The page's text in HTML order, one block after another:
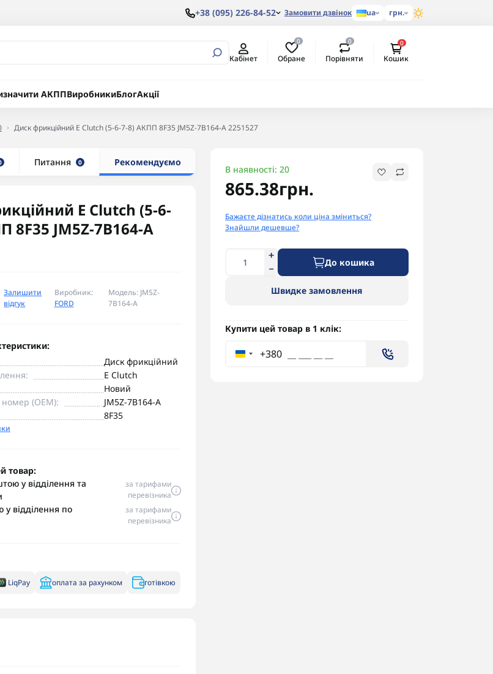
+38 (095) 226-84-52 Замовити дзвінок ua грн.
Кабінет
0
Обране
0
Порівняти
0
Кошик
АКППВиробникиБлогАкції
Диск фрикційний E Clutch (5-6-7-8) АКПП 8F35 JM5Z-7B164-A 2251527
Питання 0 Рекомендуємо
E Clutch (5-6-
8F35 JM5Z-7B164-A
Залишити
відгук
Виробник:
FORD
Модель: JM5Z-
7B164-A
В наявності: 20
865.38грн.
Бажаєте дізнатись коли ціна зміниться?
Знайшли дешевше?
До кошика
Швидке замовлення
Купити цей товар в 1 клік:
+380
Диск фрикційний
E Clutch
Новий
(OEM):
JM5Z-7B164-A
8F35
товар:
у відділення та
за тарифами
перевізника
відділення по
за тарифами
перевізника
LiqPay оплата за рахунком готівкою